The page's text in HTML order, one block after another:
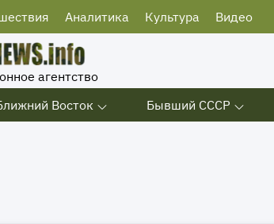
Аналитика Культура Видео
агентство
Восток Бывший СССР